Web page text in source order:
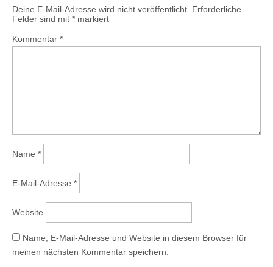
Deine E-Mail-Adresse wird nicht veröffentlicht. Erforderliche
Felder sind mit * markiert
Kommentar *
Name *
E-Mail-Adresse *
Website
Name, E-Mail-Adresse und Website in diesem Browser für
meinen nächsten Kommentar speichern.